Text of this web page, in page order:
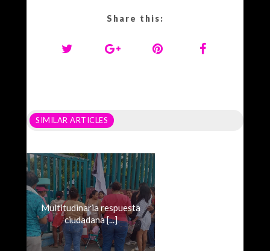
Share this:
SIMILAR ARTICLES
Multitudinaria respuesta
ciudadana [...]